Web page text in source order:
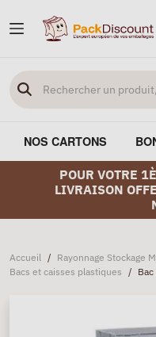
NOS CARTONS
POUR VOTRE
LIVRAISON
Accueil / Rayonnage Stockage
Bacs et caisses plastiques /